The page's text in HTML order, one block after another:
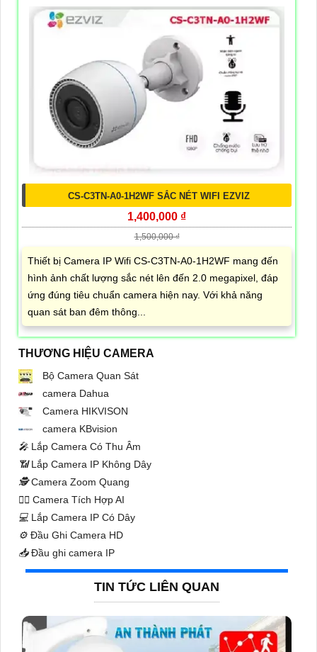
CS-C3TN-A0-1H2WF SẮC NÉT WIFI EZVIZ
1,400,000 ₫
1,500,000 ₫
Thiết bị Camera IP Wifi CS-C3TN-A0-1H2WF mang đến
hình ảnh chất lượng sắc nét lên đến 2.0 megapixel, đáp
ứng đúng tiêu chuẩn camera hiện nay. Với khả năng
quan sát ban đêm thông...
THƯƠNG HIỆU CAMERA
Bộ Camera Quan Sát
camera Dahua
Camera HIKVISON
camera KBvision
️🎤️ Lắp Camera Có Thu Âm
📶Lắp Camera IP Không Dây
🕵️Camera Zoom Quang
🧛‍♀️ Camera Tích Hợp AI
💻 Lắp Camera IP Có Dây
⚙️ Đầu Ghi Camera HD
📥Đầu ghi camera IP
TIN TỨC LIÊN QUAN